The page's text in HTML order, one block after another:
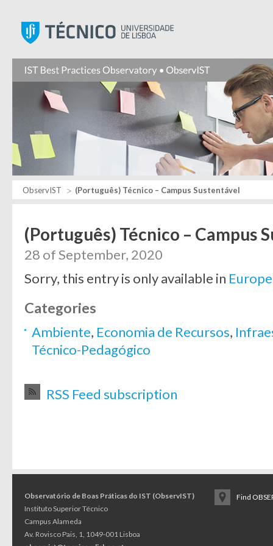
ObservIST (Português) Técnico – Campus Sustentável
(Português) Técnico – Campus
28 of September, 2020
Sorry, this entry is only available in
Categories
Ambiente, Economia de Recursos,
Técnico-Pedagógico
RSS Feed subscription
Observatório de Boas Práticas do IST (ObservIST)
Instituto Superior Técnico
Campus Alameda
Av. Rovisco Pais, 1, 1049-001 Lisboa
Find